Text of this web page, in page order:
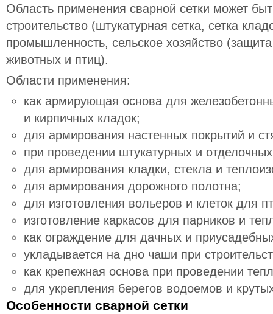
Область применения сварной сетки может
строительство (штукатурная сетка, сетка
промышленность, сельское хозяйство
животных и птиц).
Области применения:
как армирующая основа для
и кирпичных кладок;
для армирования настенных покрытий и
при проведении штукатурных и
для армирования кладки, стекла и
для армирования дорожного полотна;
для изготовления вольеров и клеток для
изготовление каркасов для парников и
как ограждение для дачных и
укладывается на дно чаши при
как крепежная основа при проведении
для укрепления берегов водоемов и
Особенности сварной сетки